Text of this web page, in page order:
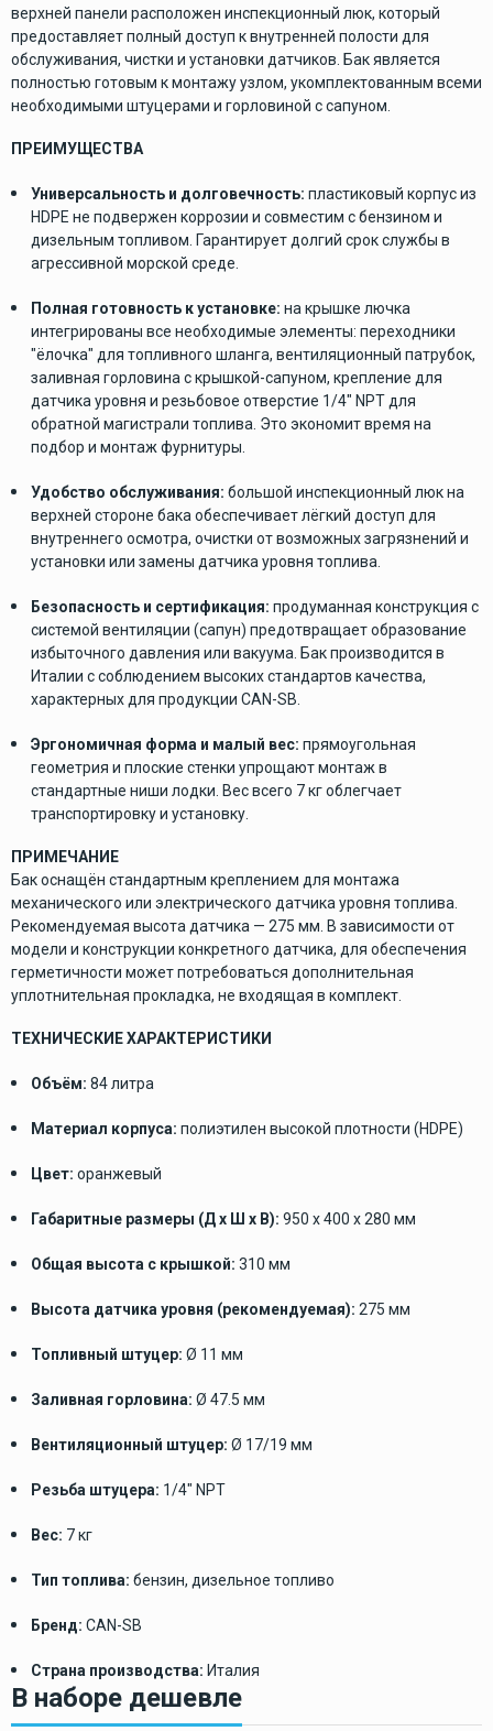
верхней панели расположен инспекционный люк, который
предоставляет полный доступ к внутренней полости для
обслуживания, чистки и установки датчиков. Бак является
полностью готовым к монтажу узлом, укомплектованным всеми
необходимыми штуцерами и горловиной с сапуном.
ПРЕИМУЩЕСТВА
Универсальность и долговечность: пластиковый корпус из
HDPE не подвержен коррозии и совместим с бензином и
дизельным топливом. Гарантирует долгий срок службы в
агрессивной морской среде.
Полная готовность к установке: на крышке лючка
интегрированы все необходимые элементы: переходники
"ёлочка" для топливного шланга, вентиляционный патрубок,
заливная горловина с крышкой-сапуном, крепление для
датчика уровня и резьбовое отверстие 1/4" NPT для
обратной магистрали топлива. Это экономит время на
подбор и монтаж фурнитуры.
Удобство обслуживания: большой инспекционный люк на
верхней стороне бака обеспечивает лёгкий доступ для
внутреннего осмотра, очистки от возможных загрязнений и
установки или замены датчика уровня топлива.
Безопасность и сертификация: продуманная конструкция с
системой вентиляции (сапун) предотвращает образование
избыточного давления или вакуума. Бак производится в
Италии с соблюдением высоких стандартов качества,
характерных для продукции CAN-SB.
Эргономичная форма и малый вес: прямоугольная
геометрия и плоские стенки упрощают монтаж в
стандартные ниши лодки. Вес всего 7 кг облегчает
транспортировку и установку.
ПРИМЕЧАНИЕ
Бак оснащён стандартным креплением для монтажа
механического или электрического датчика уровня топлива.
Рекомендуемая высота датчика — 275 мм. В зависимости от
модели и конструкции конкретного датчика, для обеспечения
герметичности может потребоваться дополнительная
уплотнительная прокладка, не входящая в комплект.
ТЕХНИЧЕСКИЕ ХАРАКТЕРИСТИКИ
Объём: 84 литра
Материал корпуса: полиэтилен высокой плотности (HDPE)
Цвет: оранжевый
Габаритные размеры (Д x Ш x В): 950 x 400 x 280 мм
Общая высота с крышкой: 310 мм
Высота датчика уровня (рекомендуемая): 275 мм
Топливный штуцер: Ø 11 мм
Заливная горловина: Ø 47.5 мм
Вентиляционный штуцер: Ø 17/19 мм
Резьба штуцера: 1/4" NPT
Вес: 7 кг
Тип топлива: бензин, дизельное топливо
Бренд: CAN-SB
Страна производства: Италия
В наборе дешевле